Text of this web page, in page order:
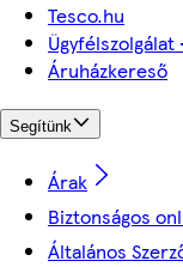
Tesco.hu
Áruházkereső
Segítünk
Árak
Biztonságos
Általános